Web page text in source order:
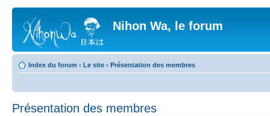
Nihon Wa, le forum
Index du forum ‹ Le site ‹ Présentation des membres
Présentation des membres